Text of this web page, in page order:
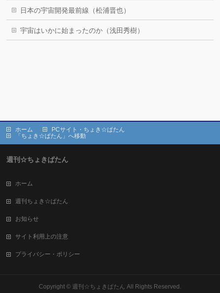
日本の宇宙開発最前線（松浦晋也）
宇宙はいかに始まったのか（浅田秀樹）
ホーム
PCサイト・ちょき☆ぱたん
「ちょき☆ぱたん」へ移動
週刊☆ちょきぱたん
ホーム
週刊ちょき☆ぱたん
お知らせ
サイト利用上の注意
プライバシー・ポリシー
Copyright © 週刊☆ちょきぱたん All Rights Reserved.